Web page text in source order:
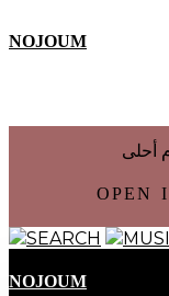
NOJOUM
أحلی
OPEN
SEARCH
NOJOUM